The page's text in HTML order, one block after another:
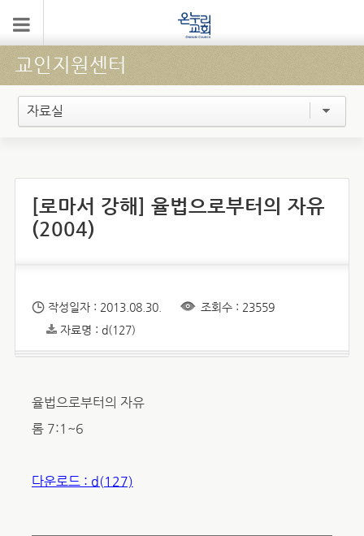
교인지원센터
자료실
[로마서 강해] 율법으로부터의 자유
(2004)
작성일자 : 2013.08.30.
조회수 : 23559
자료명 : d(127)
율법으로부터의 자유
롬 7:1~6
다운로드 : d(127)